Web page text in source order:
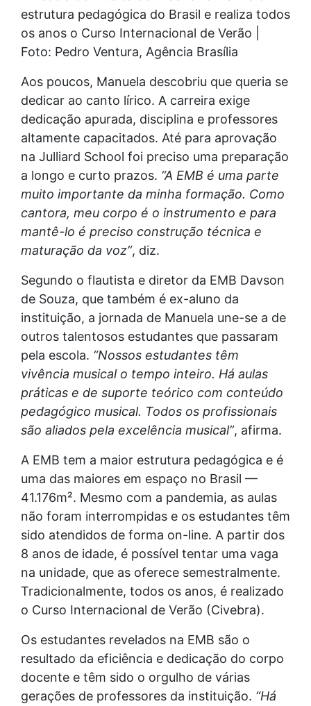
estrutura pedagógica do Brasil e realiza todos
os anos o Curso Internacional de Verão |
Foto: Pedro Ventura, Agência Brasília
Aos poucos, Manuela descobriu que queria se
dedicar ao canto lírico. A carreira exige
dedicação apurada, disciplina e professores
altamente capacitados. Até para aprovação
na Julliard School foi preciso uma preparação
a longo e curto prazos. “A EMB é uma parte
muito importante da minha formação. Como
cantora, meu corpo é o instrumento e para
mantê-lo é preciso construção técnica e
maturação da voz”, diz.
Segundo o flautista e diretor da EMB Davson
de Souza, que também é ex-aluno da
instituição, a jornada de Manuela une-se a de
outros talentosos estudantes que passaram
pela escola. “Nossos estudantes têm
vivência musical o tempo inteiro. Há aulas
práticas e de suporte teórico com conteúdo
pedagógico musical. Todos os profissionais
são aliados pela excelência musical”, afirma.
A EMB tem a maior estrutura pedagógica e é
uma das maiores em espaço no Brasil —
41.176m². Mesmo com a pandemia, as aulas
não foram interrompidas e os estudantes têm
sido atendidos de forma on-line. A partir dos
8 anos de idade, é possível tentar uma vaga
na unidade, que as oferece semestralmente.
Tradicionalmente, todos os anos, é realizado
o Curso Internacional de Verão (Civebra).
Os estudantes revelados na EMB são o
resultado da eficiência e dedicação do corpo
docente e têm sido o orgulho de várias
gerações de professores da instituição. “Há